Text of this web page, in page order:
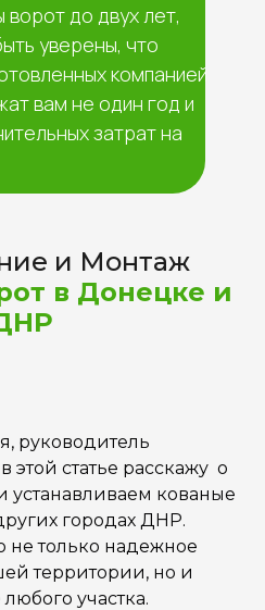
до двух лет,
уверены, что
компанией
вам не один год и
затрат на
и Монтаж
в Донецке и
руководитель
статье расскажу о
устанавливаем кованые
городах ДНР.
не только надежное
территории, но и
участка.